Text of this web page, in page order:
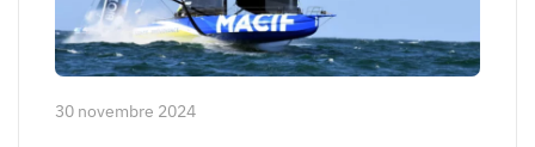
30 novembre 2024